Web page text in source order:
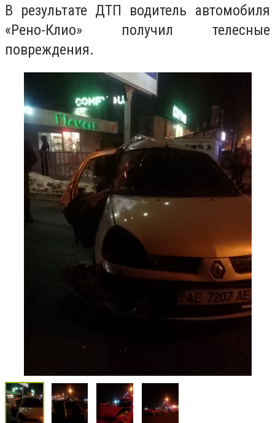
В результате ДТП водитель автомобиля
«Рено-Клио» получил телесные
повреждения.